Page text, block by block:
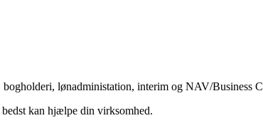
lønadministation, interim og NAV/Business
kan hjælpe din virksomhed.